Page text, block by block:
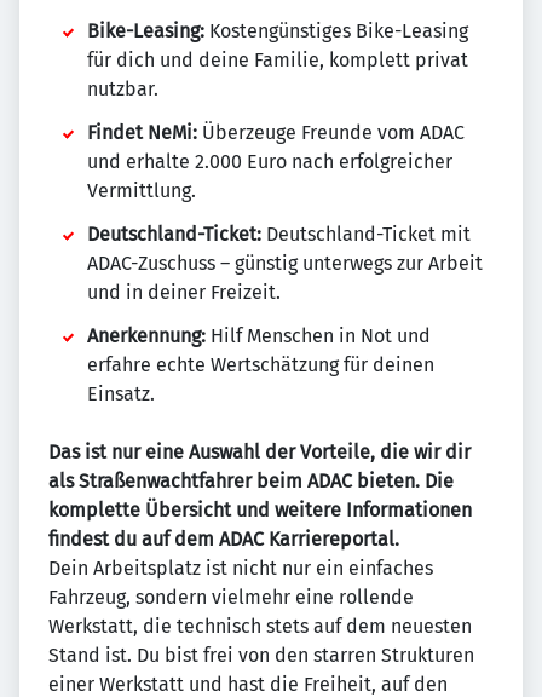
Bike-Leasing: Kostengünstiges Bike-Leasing
für dich und deine Familie, komplett privat
nutzbar.
Findet NeMi: Überzeuge Freunde vom ADAC
und erhalte 2.000 Euro nach erfolgreicher
Vermittlung.
Deutschland-Ticket: Deutschland-Ticket mit
ADAC-Zuschuss – günstig unterwegs zur Arbeit
und in deiner Freizeit.
Anerkennung: Hilf Menschen in Not und
erfahre echte Wertschätzung für deinen
Einsatz.
Das ist nur eine Auswahl der Vorteile, die wir dir
als Straßenwachtfahrer beim ADAC bieten. Die
komplette Übersicht und weitere Informationen
findest du auf dem ADAC Karriereportal.
Dein Arbeitsplatz ist nicht nur ein einfaches
Fahrzeug, sondern vielmehr eine rollende
Werkstatt, die technisch stets auf dem neuesten
Stand ist. Du bist frei von den starren Strukturen
einer Werkstatt und hast die Freiheit, auf den